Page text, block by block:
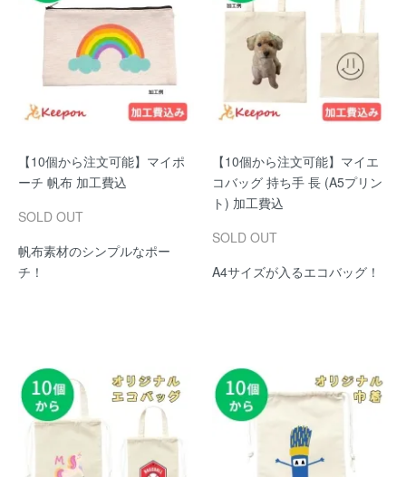
【10個から注文可能】マイポ
ーチ 帆布 加工費込
SOLD OUT
帆布素材のシンプルなポー
チ！
【10個から注文可能】マイエ
コバッグ 持ち手 長 (A5プリン
ト) 加工費込
SOLD OUT
A4サイズが入るエコバッグ！